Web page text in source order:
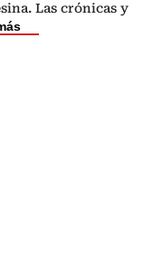
Las crónicas y